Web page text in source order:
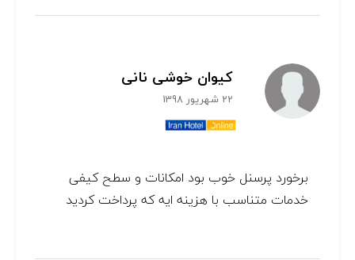
کیوان خوشی نانی
22 شهریور 1398
برخورد پرسنل خوب بود امکانات و سطح کیفی
خدمات متناسب با هزینه ایه که پرداخت کردید